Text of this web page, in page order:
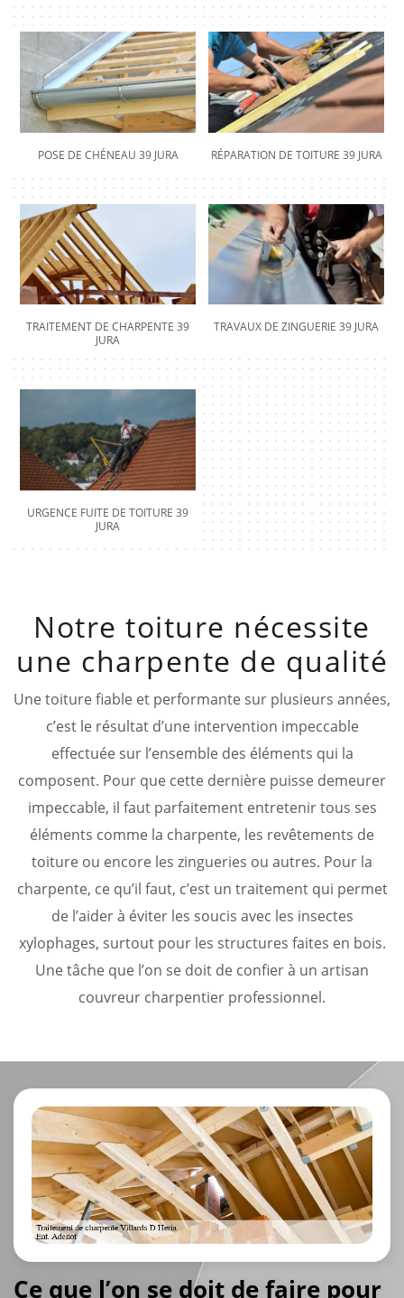
POSE DE CHÉNEAU 39 JURA RÉPARATION DE TOITURE 39 JURA
TRAITEMENT DE CHARPENTE 39
JURA
TRAVAUX DE ZINGUERIE 39 JURA
URGENCE FUITE DE TOITURE 39
JURA
Notre toiture nécessite
une charpente de qualité
Une toiture fiable et performante sur plusieurs années,
c’est le résultat d’une intervention impeccable
effectuée sur l’ensemble des éléments qui la
composent. Pour que cette dernière puisse demeurer
impeccable, il faut parfaitement entretenir tous ses
éléments comme la charpente, les revêtements de
toiture ou encore les zingueries ou autres. Pour la
charpente, ce qu’il faut, c’est un traitement qui permet
de l’aider à éviter les soucis avec les insectes
xylophages, surtout pour les structures faites en bois.
Une tâche que l’on se doit de confier à un artisan
couvreur charpentier professionnel.
Ce que l’on se doit de faire pour